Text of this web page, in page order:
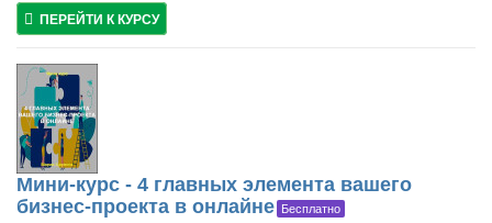
ПЕРЕЙТИ К КУРСУ
Мини-курс - 4 главных элемента вашего
бизнес-проекта в онлайне Бесплатно